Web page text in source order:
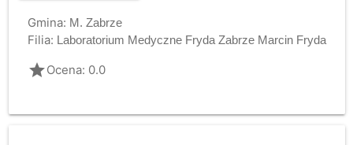
Gmina: M. Zabrze
Filia: Laboratorium Medyczne Fryda Zabrze Marcin Fryda
gradeOcena: 0.0